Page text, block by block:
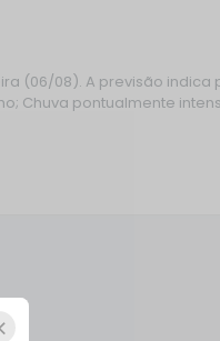
(06/08). A previsão indica
Chuva pontualmente